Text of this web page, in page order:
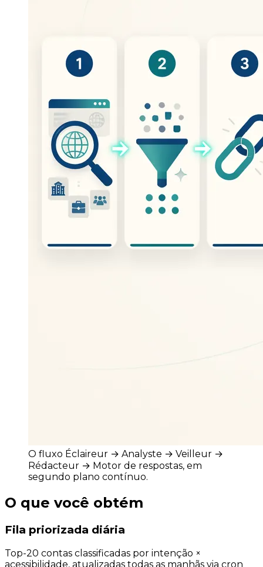
O fluxo Éclaireur → Analyste → Veilleur →
Rédacteur → Motor de respostas, em
segundo plano contínuo.
O que você obtém
Fila priorizada diária
Top-20 contas classificadas por intenção ×
acessibilidade, atualizadas todas as manhãs via cron